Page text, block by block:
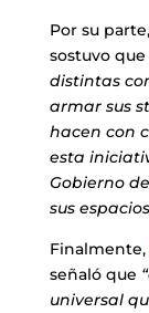
Por su
sostuvo que
distintas
armar sus
hacen con
esta
Gobierno
sus
Finalmente,
señaló que
universal